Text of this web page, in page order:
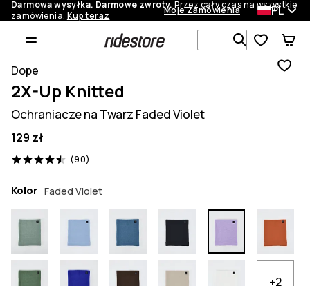
Darmowa wysyłka. Darmowe zwroty. Przez cały czas na wszystkie
zamówienia. Kup teraz Moje Zamówienia PL
Szukaj w 1
Dope
2X-Up Knitted
Ochraniacze na Twarz Faded Violet
129 zł
(90)
90 recenzje, 4.5/5
Kolor Faded Violet
+2